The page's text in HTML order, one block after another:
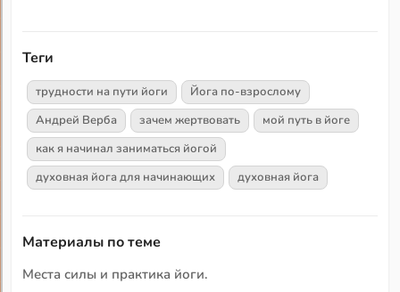
Теги
трудности на пути йоги
Йога по-взрослому
Андрей Верба
зачем жертвовать
мой путь в йоге
как я начинал заниматься йогой
духовная йога для начинающих
духовная йога
Материалы по теме
Места силы и практика йоги.